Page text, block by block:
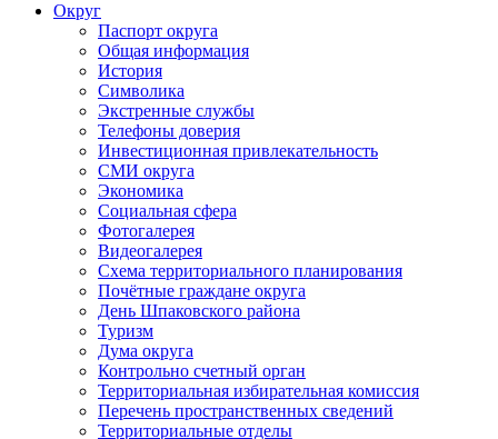
Округ
Паспорт округа
Общая информация
История
Символика
Экстренные службы
Телефоны доверия
Инвестиционная привлекательность
СМИ округа
Экономика
Социальная сфера
Фотогалерея
Видеогалерея
Схема территориального планирования
Почётные граждане округа
День Шпаковского района
Туризм
Дума округа
Контрольно счетный орган
Территориальная избирательная комиссия
Перечень пространственных сведений
Территориальные отделы